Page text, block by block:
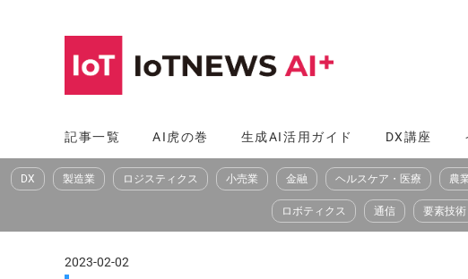
へ
ス
記事一覧 AI虎の巻 生成AI活用ガイド DX講座
DX 製造業 ロジスティクス 小売業 金融 ヘルスケア・医療 農
ロボティクス 通信 要素技術
2023-02-02